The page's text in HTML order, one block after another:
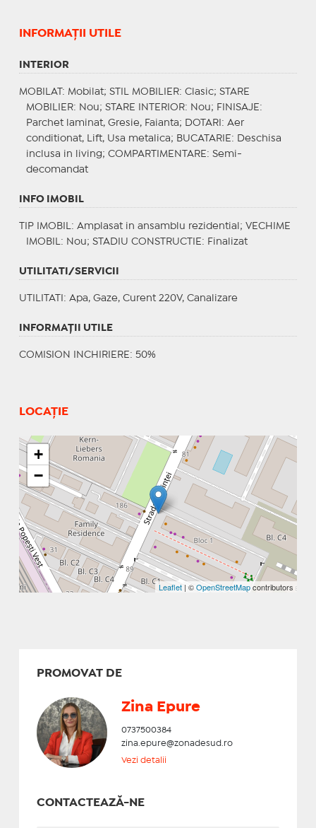
INFORMAŢII UTILE
INTERIOR
MOBILAT : Mobilat; STIL MOBILIER: Clasic; STARE
MOBILIER: Nou; STARE INTERIOR: Nou; FINISAJE :
Parchet laminat, Gresie, Faianta;
DOTARI : Aer
conditionat, Lift, Usa metalica; BUCATARIE : Deschisa
inclusa in living; COMPARTIMENTARE : Semi-
decomandat
INFO IMOBIL
TIP IMOBIL : Amplasat in ansamblu rezidential; VECHIME
IMOBIL : Nou; STADIU CONSTRUCTIE : Finalizat
UTILITATI/SERVICII
UTILITATI : Apa, Gaze, Curent 220V, Canalizare
INFORMAŢII UTILE
COMISION INCHIRIERE: 50%
LOCAȚIE
+
−
Leaflet | ©OpenStreetMapcontributors
PROMOVAT DE
Zina Epure
0737500384
zina.epure@zonadesud.ro
Vezi detalii
CONTACTEAZĂ-NE